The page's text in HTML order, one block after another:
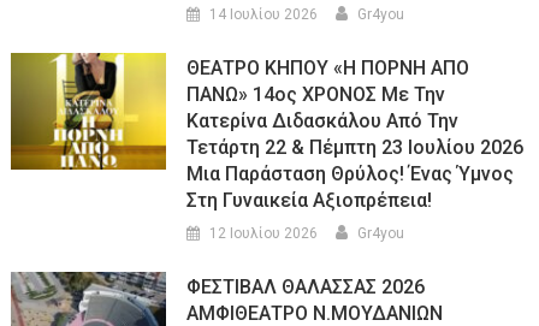
14 Ιουλίου 2026 Gr4you
ΘΕΑΤΡΟ ΚΗΠΟΥ «Η ΠΟΡΝΗ ΑΠΟ
ΠΑΝΩ» 14ος ΧΡΟΝΟΣ Με Την
Κατερίνα Διδασκάλου Από Την
Τετάρτη 22 & Πέμπτη 23 Ιουλίου 2026
Μια Παράσταση Θρύλος! Ένας Ύμνος
Στη Γυναικεία Αξιοπρέπεια!
12 Ιουλίου 2026 Gr4you
ΦΕΣΤΙΒΑΛ ΘΑΛΑΣΣΑΣ 2026
ΑΜΦΙΘΕΑΤΡΟ Ν.ΜΟΥΔΑΝΙΩΝ